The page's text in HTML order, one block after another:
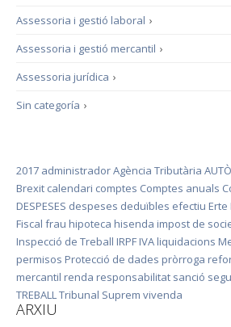
›
Assessoria i gestió laboral
›
Assessoria i gestió mercantil
›
Assessoria jurídica
›
Sin categoría
2017 administradorAgència Tributària
Brexit calendari comptes Comptes anuals
DESPESES despeses deduïbles efectiu Erte
Fiscal frau hipoteca hisenda impost de
Inspecció de Treball IRPF IVA liquidacions
permisos Protecció de dades pròrroga
mercantil renda responsabilitat sanció
TREBALLTribunal Suprem vivenda
ARXIU